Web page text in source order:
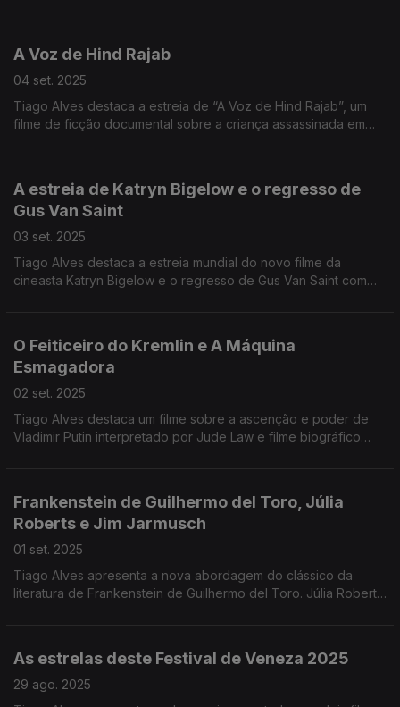
A Voz de Hind Rajab
04 set. 2025
Tiago Alves destaca a estreia de “A Voz de Hind Rajab”, um
filme de ficção documental sobre a criança assassinada em
A estreia de Katryn Bigelow e o regresso de
Gus Van Saint
03 set. 2025
Tiago Alves destaca a estreia mundial do novo filme da
cineasta Katryn Bigelow e o regresso de Gus Van Saint com
O Feiticeiro do Kremlin e A Máquina
Esmagadora
02 set. 2025
Tiago Alves destaca um filme sobre a ascenção e poder de
Vladimir Putin interpretado por Jude Law e filme biográfico
Frankenstein de Guilhermo del Toro, Júlia
Roberts e Jim Jarmusch
01 set. 2025
Tiago Alves apresenta a nova abordagem do clássico da
literatura de Frankenstein de Guilhermo del Toro. Júlia Roberts
As estrelas deste Festival de Veneza 2025
29 ago. 2025